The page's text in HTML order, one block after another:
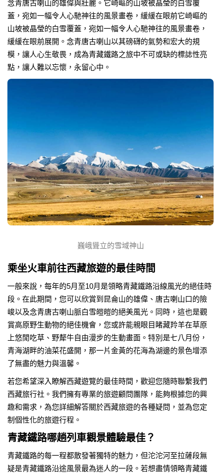
念青唐古喇山的雄偉與壯麗。它崎嶇的山坡被晶瑩的白雪覆
蓋，宛如一幅令人心馳神往的風景畫卷，緩緩在眼前它崎嶇的
山坡被晶瑩的白雪覆蓋，宛如一幅令人心馳神往的風景畫卷，
緩緩在眼前展開。念青唐古喇山以其磅礴的氣勢和宏大的規
模，讓人心生敬畏，成為青藏鐵路之旅中不可或缺的標誌性亮
點，讓人難以忘懷，永留心中。
巍峨聳立的雪域神山
乘坐火車前往西藏旅遊的最佳時間
一般來說，每年的5月至10月是領略青藏鐵路沿線風光的絕佳時
段。在此期間，您可以欣賞到昆侖山的雄偉、唐古喇山口的險
峻以及念青唐古喇山脈白雪皚皚的絕美風光。同時，這也是觀
賞高原野生動物的絕佳機會，您或許能親眼目睹藏羚羊在草原
上悠閒吃草、野犛牛自由漫步的生動畫面。特別是七八月份，
青海湖畔的油菜花盛開，那一片金黃的花海為湖邊的景色增添
了無盡的魅力與溫馨。
若您希望深入瞭解西藏遊覽的最佳時間，歡迎您隨時聯繫我們
西藏旅行社。我們擁有專業的旅遊顧問團隊，能夠根據您的興
趣和需求，為您詳細解答關於西藏旅遊的各種疑問，並為您定
制個性化的旅遊行程。
青藏鐵路哪趟列車觀景體驗最佳？
青藏鐵路的每一程都散發著獨特的魅力，但沱沱河至拉薩段無
疑是青藏鐵路沿途風景最為迷人的一段。若想盡情領略青藏鐵